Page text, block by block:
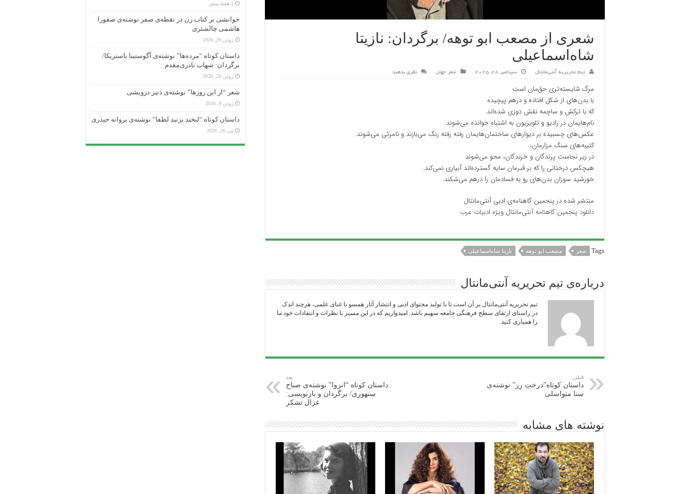
شعری از مصعب ابو توهه/ برگردان: نازیتا
شاه‌اسماعیلی
تیم تحریریه آنتی‌مانتال سپتامبر 28, 2025 شعر جهان نظری بدهید
مرگ شایسته‌تری حق‌مان است
با بدن‌های از شکل افتاده و درهم پیچیده
که با ترکش‌ و ساچمه نقش دوزی شده‌اند.
نام‌هایمان در رادیو و تلویزیون به اشتباه خوانده می‌شوند
عکس‌های چسبیده بر دیوار‌های ساختمان‌هایمان رفته رفته رنگ می‌بازند و نامرئی می‌شوند.
کتیبه‌های سنگ مزارمان،
در زیر نجاست پرندگان و خزندگان، محو می‌شوند
هیچکس درختانی را که بر قبرمان سایه گسترده‌اند آبیاری نمی‌کند.
خورشید سوزان بدن‌های رو به فسادمان را درهم می‌شکند.
منتشر شده در پنجمین گاهنامه‌ی ادبی آنتی‌مانتال
دانلود پنجمین گاهنامه‌ آنتی‌مانتال ویژه ادبیات عرب
Tags شعر مصعب ابو توهه نازیتا شاه‌اسماعیلی
درباره‌ی تیم تحریریه آنتی‌مانتال
تیم تحریریه آنتی‌مانتال بر آن است تا با تولید محتوای ادبی و انتشار آثار همسو با غنای علمی، هرچند اندک
در راستای ارتقای سطح فرهنگی جامعه سهیم باشد. امیدواریم که در این مسیر با نظرات و انتقادات خود ما
را همیاری‌ کنید.
قبلی
داستان کوتاه”درختِ رِز” نوشته‌ی
سنا منواسلی
بعد
داستان کوتاه “انزوا” نوشته‌ی صباح
سنهوری/ برگردان و بازنویسی:
غزال تشکر
نوشته های مشابه
1 هفته پیش
خوانشی بر کتاب زن در نقطه‌ی صفر نوشته‌ی صفورا
هاشمی چالشتری
ژوئن 29, 2026
داستان کوتاه “مرده‌ها” نوشته‌ی آگوستینا باستریکا/
برگردان: شهاب نادری‌مقدم
ژوئن 20, 2026
شعر “از این روزها” نوشته‌ی دنیز درویشی
ژوئن 9, 2026
داستان کوتاه “لبخند بزنید لطفا” نوشته‌ی پروانه حیدری
می 26, 2026